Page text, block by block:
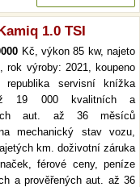
1.0 TSI
Kč, výkon 85 kw, najeto
rok výroby: 2021, koupeno
servisní knížka
19 000 kvalitních a
aut. až 36 měsíců
mechanický stav vozu,
km. doživotní záruka
férové ceny, peníze
a prověřených aut. až 36